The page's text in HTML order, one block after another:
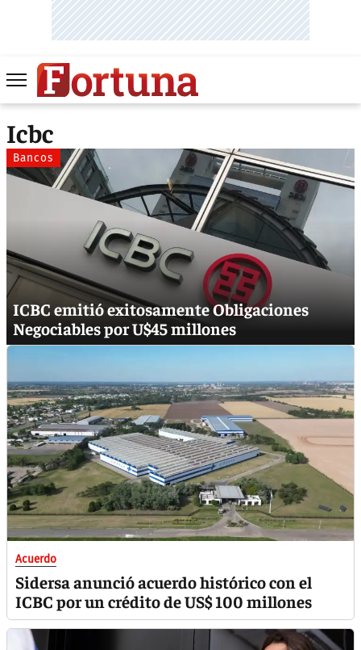
Icbc
Bancos
ICBC emitió exitosamente Obligaciones
Negociables por U$45 millones
Acuerdo
Sidersa anunció acuerdo histórico con el
ICBC por un crédito de US$ 100 millones